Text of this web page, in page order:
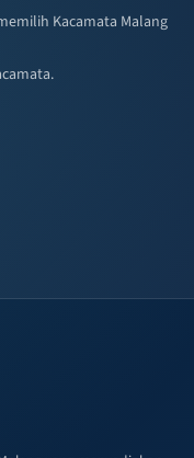
Kacamata Malang